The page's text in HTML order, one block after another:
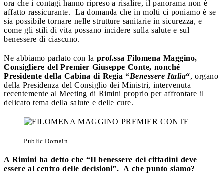
ora che i contagi hanno ripreso a risalire, il panorama non è
affatto rassicurante. La domanda che in molti ci poniamo è se
sia possibile tornare nelle strutture sanitarie in sicurezza, e
come gli stili di vita possano incidere sulla salute e sul
benessere di ciascuno.
Ne abbiamo parlato con la prof.ssa Filomena Maggino,
Consigliere del Premier Giuseppe Conte, nonché
Presidente della Cabina di Regia “Benessere Italia“, organo
della Presidenza del Consiglio dei Ministri, intervenuta
recentemente al Meeting di Rimini proprio per affrontare il
delicato tema della salute e delle cure.
Public Domain
A Rimini ha detto che “Il benessere dei cittadini deve
essere al centro delle decisioni”. A che punto siamo?